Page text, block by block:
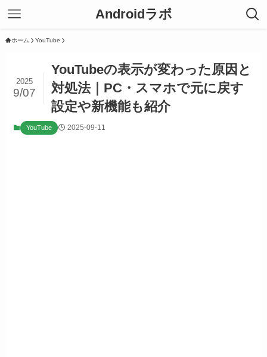
Androidラボ
ホーム YouTube
YouTubeの表示が変わった原因と
対処法｜PC・スマホで元に戻す
設定や新機能も紹介
2025
9/07
YouTube 2025-09-11